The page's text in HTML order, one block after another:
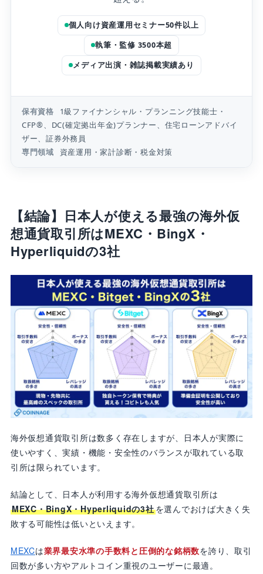
海外仮想通貨取引所を手数料で比較【現物・先
物手数料】
【現物・先物の手数料最安！】MEXCがメイ
カー0%・テイカー0.05%で最安
Kucoinは取引量が多い人におすすめ！マイナ
海外仮想通貨取引所をレバレッジ倍率で比較
【最大500倍も可能】
MEXCはBTC・ETHで最大500倍のレバレッジ
取引ができる
MEXCは新規登録で最大150万円相当のボーナ
スがもらえる
BingXは入金ボーナスで最大8,020+USDT相当
bitcastleは口座開設とKYC完了だけで
30USDT（約4,500円）のボーナスが付与され
る
海外仮想通貨取引所を安全性・セキュリティの
高さで比較
BTCCは2011年設立で14年間ハッキング被害
ゼロの実績がある
LBANKは2016年以来ハッキング被害ゼロで3
カ国の金融ライセンスを取得している
海外仮想通貨取引所の取引高・流動性世界ラン
キング【2026年最新】
MEXCは新規上場と高ボラティリティトーク
ンの取引で流動性が支えられている
く流動性が分散している
海外仮想通貨取引所の選び方【5つのポイント】
取り扱い銘柄数が多い取引所を選ぶ
取引手数料が安い取引所を選ぶ
流動性・約定力が高い取引所を選ぶ
個人向け資産運用セミナー50件以上
執筆・監修 3500本超
メディア出演・雑誌掲載実績あり
保有資格
1級ファイナンシャル・プランニング技能士・
CFP®、DC(確定拠出年金)プランナー、住宅ローンアドバイ
ザー、証券外務員
専門領域
資産運用・家計診断・税金対策
【結論】日本人が使える最強の海外仮
想通貨取引所はMEXC・BingX・
Hyperliquidの3社
海外仮想通貨取引所は数多く存在しますが、日本人が実際に
使いやすく、実績・機能・安全性のバランスが取れている取
引所は限られています。
結論として、日本人が利用する海外仮想通貨取引所は
MEXC・BingX・Hyperliquidの3社を選んでおけば大きく失
敗する可能性は低いといえます。
MEXCは業界最安水準の手数料と圧倒的な銘柄数を誇り、取引
回数が多い方やアルトコイン重視のユーザーに最適。